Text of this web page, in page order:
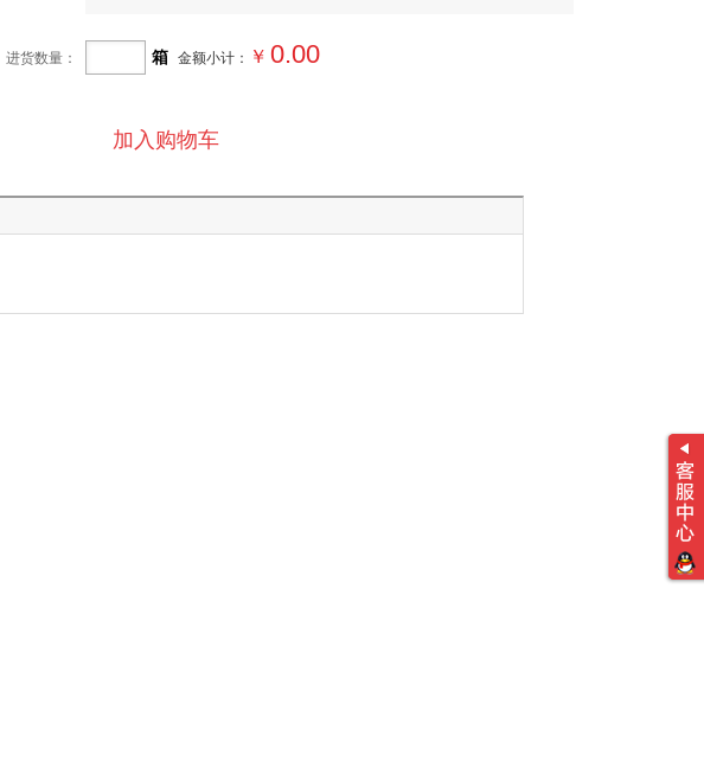
进货数量： 箱 金额小计： ￥ 0.00
加入购物车